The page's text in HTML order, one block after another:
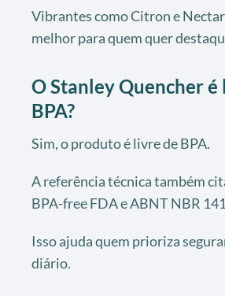
Vibrantes como Citron e
melhor para quem quer
O Stanley Quencher é
BPA?
Sim, o produto é livre de BPA.
A referência técnica também
BPA-free FDA e ABNT NBR
Isso ajuda quem prioriza
diário.